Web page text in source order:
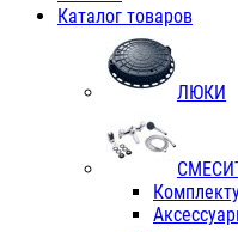
Каталог товаров
ЛЮКИ